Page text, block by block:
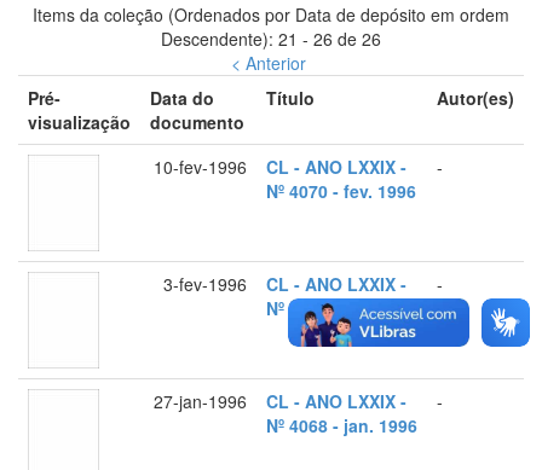
Items da coleção (Ordenados por Data de depósito em ordem
Descendente): 21 - 26 de 26
< Anterior
Pré-
visualização
Data do
documento
Título Autor(es)
10-fev-1996
CL - ANO LXXIX -
Nº 4070 - fev. 1996
-
3-fev-1996
CL - ANO LXXIX -
Nº 4069 - fev. 1996
-
27-jan-1996
CL - ANO LXXIX -
Nº 4068 - jan. 1996
-